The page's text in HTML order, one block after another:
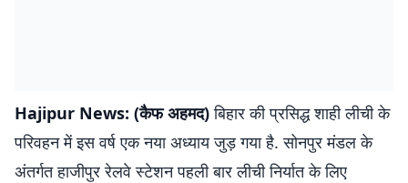
Hajipur News: (कैफ अहमद)बिहार की प्रसिद्ध शाही लीची के
परिवहन में इस वर्ष एक नया अध्याय जुड़ गया है. सोनपुर मंडल के
अंतर्गत हाजीपुर रेलवे स्टेशन पहली बार लीची निर्यात के लिए